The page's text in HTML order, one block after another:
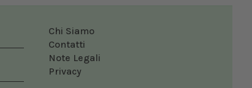
Chi Siamo
Contatti
Note Legali
Privacy